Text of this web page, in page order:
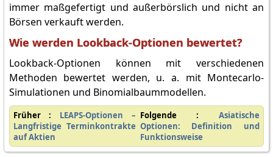
immer maßgefertigt und außerbörslich und nicht an
Börsen verkauft werden.
Wie werden Lookback-Optionen bewertet?
Lookback-Optionen können mit verschiedenen
Methoden bewertet werden, u. a. mit Montecarlo-
Simulationen und Binomialbaummodellen.
Früher : LEAPS-Optionen –
Langfristige Terminkontrakte
auf Aktien
Folgende : Asiatische
Optionen: Definition und
Funktionsweise